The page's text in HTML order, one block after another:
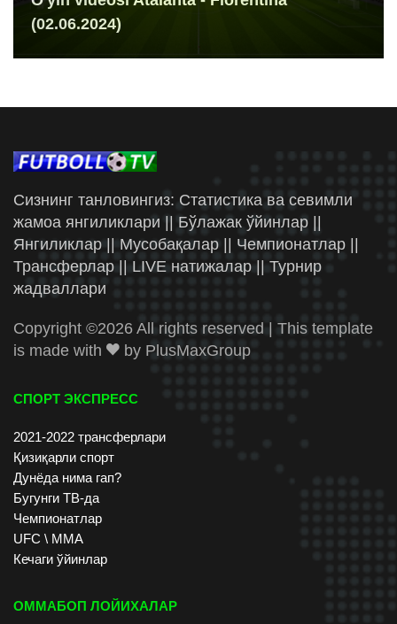
(02.06.2024)
Сизнинг танловингиз: Статистика ва севимли
жамоа янгиликлари || Бўлажак ўйинлар ||
Янгиликлар || Мусобақалар || Чемпионатлар ||
Трансферлар || LIVE натижалар || Турнир
жадваллари
Copyright ©2026 All rights reserved | This template
is made with
by PlusMaxGroup
СПОРТ ЭКСПРЕСС
2021-2022 трансферлари
Қизиқарли спорт
Дунёда нима гап?
Бугунги ТВ-да
Чемпионатлар
UFC \ ММА
Кечаги ўйинлар
ОММАБОП ЛОЙИХАЛАР